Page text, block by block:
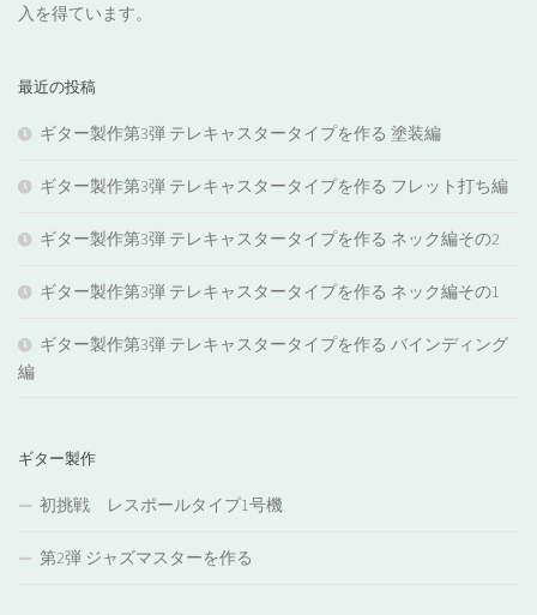
入を得ています。
最近の投稿
ギター製作第3弾 テレキャスタータイプを作る 塗装編
ギター製作第3弾 テレキャスタータイプを作る フレット打ち編
ギター製作第3弾 テレキャスタータイプを作る ネック編その2
ギター製作第3弾 テレキャスタータイプを作る ネック編その1
ギター製作第3弾 テレキャスタータイプを作る バインディング
編
ギター製作
初挑戦 レスポールタイプ1号機
第2弾 ジャズマスターを作る